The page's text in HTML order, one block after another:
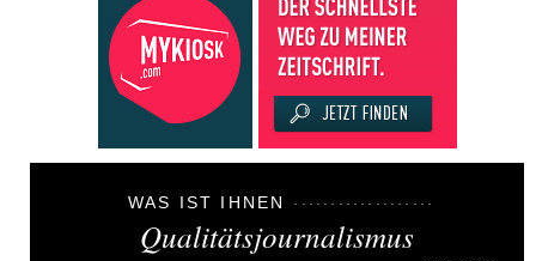
WAS IST IHNEN
Qualitätsjournalismus